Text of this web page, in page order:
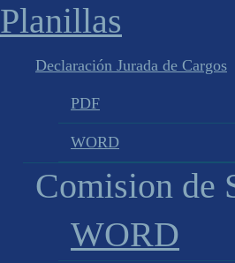
Planillas
Declaración Jurada de Cargos
PDF
WORD
Comision de
WORD